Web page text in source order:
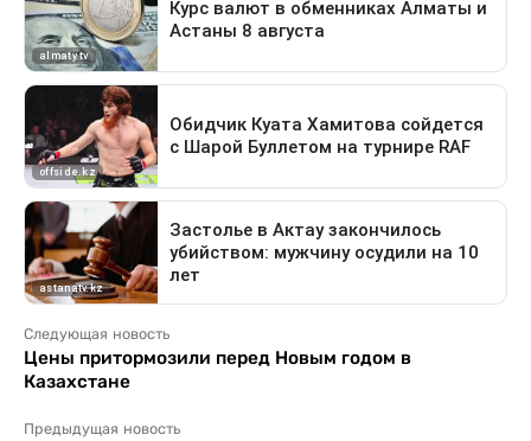
Следующая новость
Цены притормозили перед Новым годом в
Казахстане
Предыдущая новость